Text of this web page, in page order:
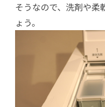
そうなので、洗剤や柔
ょう。